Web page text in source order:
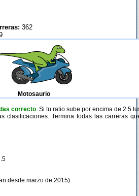
362
Motosaurio
correcto. Si tu ratio sube por encima de 2.5
clasificaciones. Termina todas las carreras
desde marzo de 2015)